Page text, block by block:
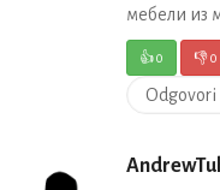
мебели из
👍0 👎0